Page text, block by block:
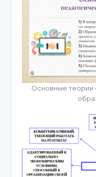
Основные